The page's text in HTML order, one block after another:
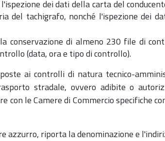
dei dati della carta del
del tachigrafo, nonché l'ispezione dei
conservazione di almeno 230 file di
(data, ora e tipo di controllo).
ai controlli di natura tecnico-
stradale, ovvero adibite o
con le Camere di Commercio specifiche
azzurro, riporta la denominazione e